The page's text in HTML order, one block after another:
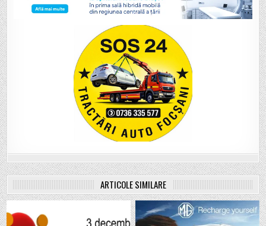
ARTICOLE SIMILARE